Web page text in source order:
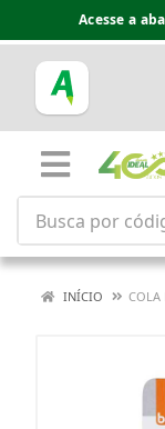
Acesse a
INÍCIO COLA